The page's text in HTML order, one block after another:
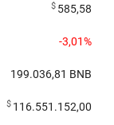
$ 585,58
-3,01%
199.036,81 BNB
$ 116.551.152,00